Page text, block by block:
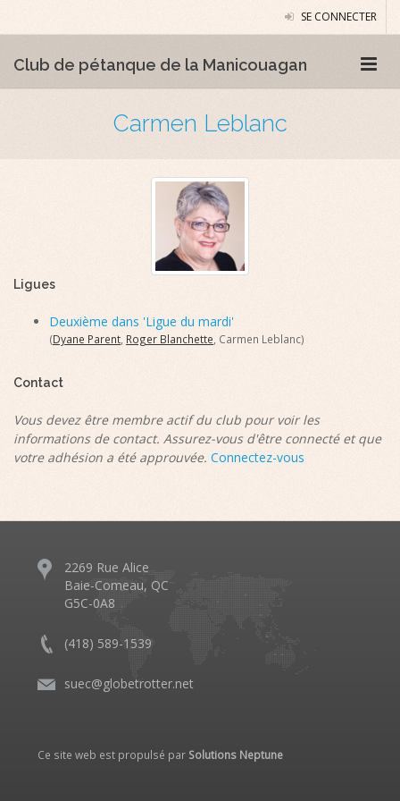
SE CONNECTER
Club de pétanque de la Manicouagan
Carmen Leblanc
Ligues
Deuxième dans 'Ligue du mardi'
(Dyane Parent Roger Blanchette , Carmen Leblanc)
Contact
Vous devez être membre actif du club pour voir les
informations de contact. Assurez-vous d'être connecté et que
votre adhésion a été approuvée. Connectez-vous
2269 Rue Alice
Baie-Comeau, QC
G5C-0A8
(418) 589-1539
suec@globetrotter.net
Ce site web est propulsé par Solutions Neptune